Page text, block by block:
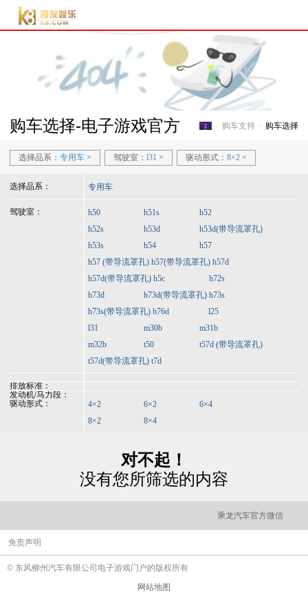
电子游戏官方-电子游
购车选择-电子游戏官方 购车支持 购车选择
选择品系： 专用车 × 驾驶室： l31 × 驱动形式： 8×2 ×
选择品系： 专用车
驾驶室： h50 h51s
h52
h52s
h53d
h53d(带导流罩孔)
h53s
h54
h57
h57 (带导流罩孔) h57(带导流罩孔) h57d
h57d(带导流罩孔) h5c
h72s
h73d
h73d(带导流罩孔) h73s
h73s(带导流罩孔) h76d
l25
l31
m30b
m31b
m32b
t50
t57d (带导流罩孔)
t57d(带导流罩孔) t7d
排放标准：
发动机/马力段：
驱动形式：
4×2 6×2
6×4
8×2
8×4
对不起！
没有您所筛选的内容
乘龙汽车官方微信
免责声明
© 东风柳州汽车有限公司电子游戏门户的版权所有
网站地图